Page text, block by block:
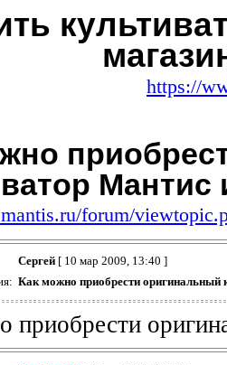
https://
forum/
Сергей[ 10 мар 2009, 13:40 ]
Как можно приобрести
приобрести